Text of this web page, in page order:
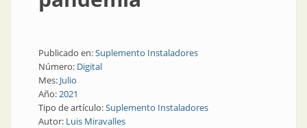
Publicado en:Suplemento Instaladores
Número: Digital
Mes: Julio
Año:2021
Tipo de artículo:Suplemento Instaladores
Autor: Luis Miravalles